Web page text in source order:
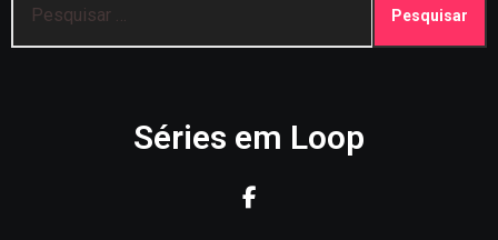
por:
Séries em Loop